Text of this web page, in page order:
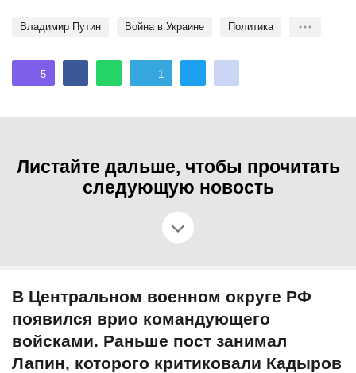
Владимир Путин Война в Украине политика
5 1
Листайте дальше, чтобы прочитать
следующую новость